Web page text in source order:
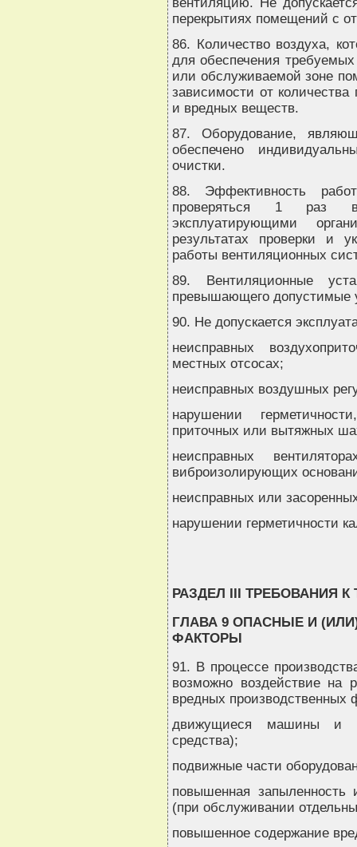
вентиляцию. Не
перекрытиях помещений с
86. Количество воздуха,
для обеспечения
или обслуживаемой зоне
зависимости от
и вредных веществ.
87. Оборудование,
обеспечено
очистки.
88. Эффективность
проверяться 1 раз
эксплуатирующими
результатах проверки и
работы вентиляционных
89. Вентиляционные
превышающего допустимые
90. Не допускается
неисправных
местных отсосах;
неисправных воздушных
нарушении
приточных или вытяжных
неисправных
виброизолирующих
неисправных или
нарушении герметичности
РАЗДЕЛ III ТРЕБОВАНИЯ
ГЛАВА 9 ОПАСНЫЕ И
ФАКТОРЫ
91. В процессе
возможно воздействие на
вредных производственных
движущиеся машины и
средства);
подвижные части
повышенная запыленность
(при обслуживании
повышенное содержание